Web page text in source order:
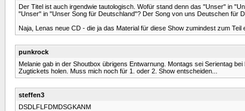
Der Titel ist auch irgendwie tautologisch. Wofür stand denn das "Unser" in
"Unser" in "Unser Song für Deutschland"? Der Song von uns Deutschen für
Naja, Lenas neue CD - die ja das Material für diese Show zumindest zum
punkrock
Melanie gab in der Shoutbox übrigens Entwarnung. Montags sei Serientag
Zugtickets holen. Muss mich noch für 1. oder 2. Show entscheiden...
steffen3
DSDLFLFDMDSGKANM